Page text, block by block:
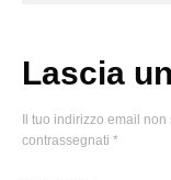
Lascia
Il tuo indirizzo email
contrassegnati *